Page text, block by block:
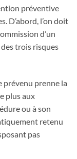
préventive
D’abord, l’on doit
d’un
des trois risques
prévenu prenne la
plus aux
ou à son
retenu
pas